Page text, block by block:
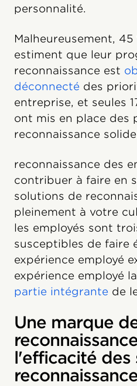
personnalité.
Malheureusement, 45
estiment que leur
reconnaissance est
déconnecté des
entreprise, et seules
ont mis en place des
reconnaissance
reconnaissance des
contribuer à faire en
solutions de
pleinement à votre
les employés sont
susceptibles de faire
expérience employé
expérience employé
partie intégrante de
Une marque
l'efficacité des